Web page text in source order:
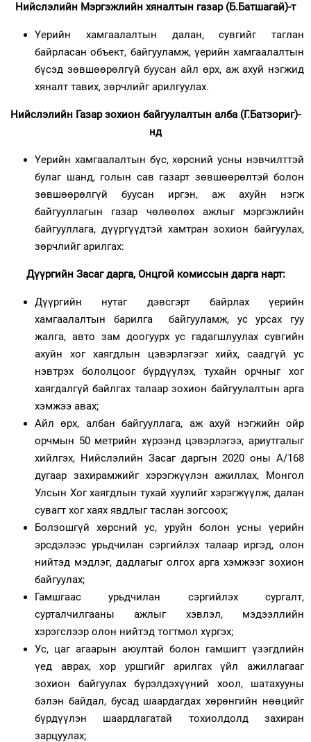
Нийслэлийн Мэргэжлийн хяналтын газар (Б.Батшагай)-т
Үерийн хамгаалалтын далан, сувгийг таглан
байрласан объект, байгууламж, үерийн хамгаалалтын
бүсэд зөвшөөрөлгүй буусан айл өрх, аж ахуй нэгжид
хяналт тавих, зөрчлийг арилгуулах.
Нийслэлийн Газар зохион байгуулалтын алба (Г.Батзориг)-
нд
Үерийн хамгаалалтын бүс, хөрсний усны нэвчилттэй
булаг шанд, голын сав газарт зөвшөөрөлтэй болон
зөвшөөрөлгүй буусан иргэн, аж ахуйн нэгж
байгууллагын газар чөлөөлөх ажлыг мэргэжлийн
байгууллага, дүүргүүдтэй хамтран зохион байгуулах,
зөрчлийг арилгах:
Дүүргийн Засаг дарга, Онцгой комиссын дарга нарт:
Дүүргийн нутаг дэвсгэрт байрлах үерийн
хамгаалалтын барилга байгууламж, ус урсах гуу
жалга, авто зам доогуурх ус гадагшлуулах сувгийн
ахуйн хог хаягдлын цэвэрлэгээг хийх, саадгүй ус
нэвтрэх бололцоог бүрдүүлэх, тухайн орчныг хог
хаягдалгүй байлгах талаар зохион байгуулалтын арга
хэмжээ авах;
Айл өрх, албан байгууллага, аж ахуй нэгжийн ойр
орчмын 50 метрийн хүрээнд цэвэрлэгээ, ариутгалыг
хийлгэх, Нийслэлийн Засаг даргын 2020 оны А/168
дугаар захирамжийг хэрэгжүүлэн ажиллах, Монгол
Улсын Хог хаягдлын тухай хуулийг хэрэгжүүлж, далан
сувагт хог хаях явдлыг таслан зогсоох;
Болзошгүй хөрсний ус, уруйн болон усны үерийн
эрсдэлээс урьдчилан сэргийлэх талаар иргэд, олон
нийтэд мэдлэг, дадлагыг олгох арга хэмжээг зохион
байгуулах;
Гамшгаас урьдчилан сэргийлэх сургалт,
сурталчилгааны ажлыг хэвлэл, мэдээллийн
хэрэгслээр олон нийтэд тогтмол хүргэх;
Ус, цаг агаарын аюултай болон гамшигт үзэгдлийн
үед аврах, хор уршгийг арилгах үйл ажиллагааг
зохион байгуулах бүрэлдэхүүний хоол, шатахууны
бэлэн байдал, бусад шаардагдах хөрөнгийн нөөцийг
бүрдүүлэн шаардлагатай тохиолдолд захиран
зарцуулах;